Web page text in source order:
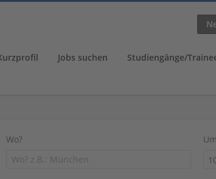
Jobs suchen Studiengänge/
Wo?